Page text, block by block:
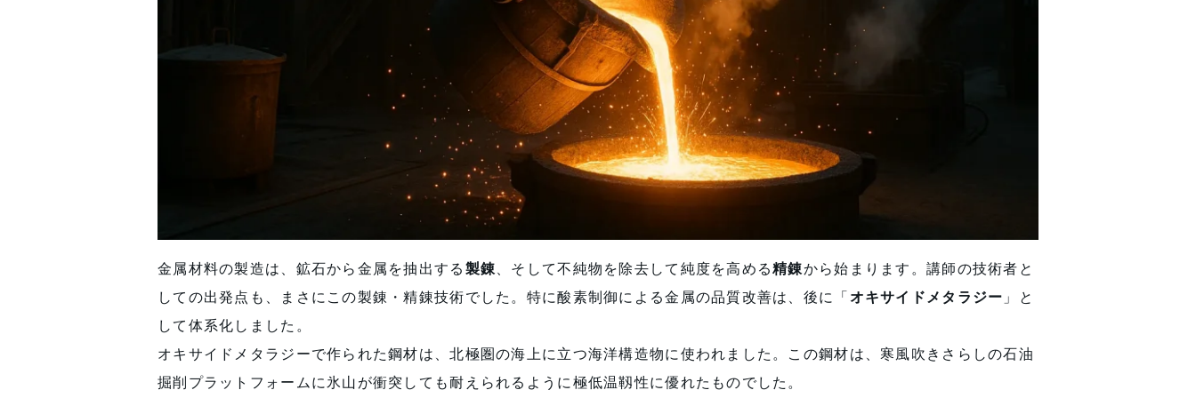
金属材料の製造は、鉱石から金属を抽出する製錬 、そして不純物を除去して純度を高める精錬から始まります。講師の技術者と
しての出発点も、まさにこの製錬・精錬技術でした。特に酸素制御による金属の品質改善は、後に「オキサイドメタラジー 」と
して体系化しました。
オキサイドメタラジーで作られた鋼材は、北極圏の海上に立つ海洋構造物に使われました。この鋼材は、寒風吹きさらしの石油
掘削プラットフォームに氷山が衝突しても耐えられるように極低温靱性に優れたものでした。